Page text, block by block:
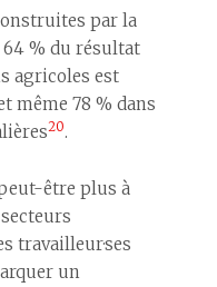
par la
% du résultat
agricoles est
même 78 % dans
20.
être plus à
travailleur·ses
un